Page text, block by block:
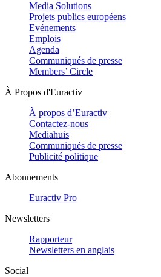
Media Solutions
Projets publics européens
Evénements
Emplois
Agenda
Communiqués de presse
Members’ Circle
À Propos d'Euractiv
À propos d’Euractiv
Contactez-nous
Mediahuis
Communiqués de presse
Publicité politique
Abonnements
Euractiv Pro
Newsletters
Rapporteur
Newsletters en anglais
Social